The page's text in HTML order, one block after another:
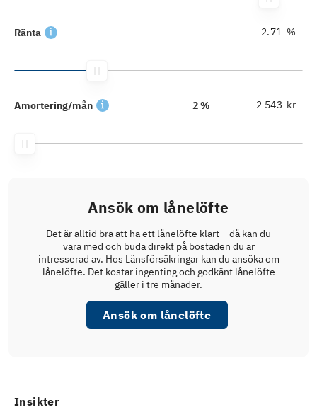
Ränta %
Amortering/mån 2 % kr
Ansök om lånelöfte
Det är alltid bra att ha ett lånelöfte klart – då kan du
vara med och buda direkt på bostaden du är
intresserad av. Hos Länsförsäkringar kan du ansöka om
lånelöfte. Det kostar ingenting och godkänt lånelöfte
gäller i tre månader.
Ansök om lånelöfte
Insikter